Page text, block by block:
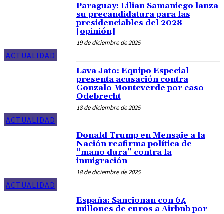
ACTUALIDAD
Paraguay: Lilian Samaniego lanza
su precandidatura para las
presidenciables del 2028
[opinión]
19 de diciembre de 2025
ACTUALIDAD
Lava Jato: Equipo Especial
presenta acusación contra
Gonzalo Monteverde por caso
Odebrecht
18 de diciembre de 2025
ACTUALIDAD
Donald Trump en Mensaje a la
Nación reafirma política de
“mano dura” contra la
inmigración
18 de diciembre de 2025
España: Sancionan con 64
millones de euros a Airbnb por